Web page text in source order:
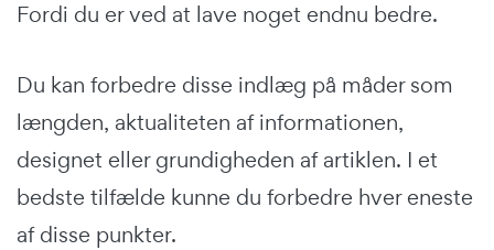
Fordi du er ved at lave noget endnu bedre.
Du kan forbedre disse indlæg på måder som
længden, aktualiteten af informationen,
designet eller grundigheden af artiklen. I et
bedste tilfælde kunne du forbedre hver eneste
af disse punkter.